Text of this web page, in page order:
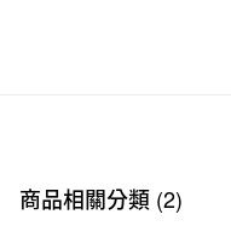
商品相關分類 (2)